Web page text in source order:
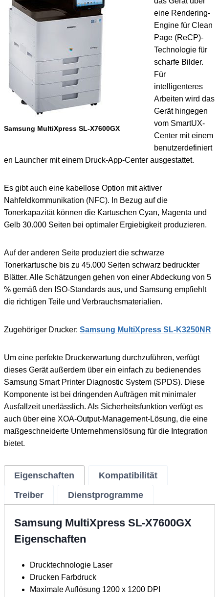
Samsung MultiXpress SL-X7600GX
eine Rendering-
Engine für Clean
Page (ReCP)-
Technologie für
scharfe Bilder.
Für
intelligenteres
Arbeiten wird das
Gerät hingegen
vom SmartUX-
Center mit einem
benutzerdefiniert
en Launcher mit einem Druck-App-Center ausgestattet.
Es gibt auch eine kabellose Option mit aktiver
Nahfeldkommunikation (NFC). In Bezug auf die
Tonerkapazität können die Kartuschen Cyan, Magenta und
Gelb 30.000 Seiten bei optimaler Ergiebigkeit produzieren.
Auf der anderen Seite produziert die schwarze
Tonerkartusche bis zu 45.000 Seiten schwarz bedruckter
Blätter. Alle Schätzungen gehen von einer Abdeckung von 5
% gemäß den ISO-Standards aus, und Samsung empfiehlt
die richtigen Teile und Verbrauchsmaterialien.
Zugehöriger Drucker: Samsung MultiXpress SL-K3250NR
Um eine perfekte Druckerwartung durchzuführen, verfügt
dieses Gerät außerdem über ein einfach zu bedienendes
Samsung Smart Printer Diagnostic System (SPDS). Diese
Komponente ist bei dringenden Aufträgen mit minimaler
Ausfallzeit unerlässlich. Als Sicherheitsfunktion verfügt es
auch über eine XOA-Output-Management-Lösung, die eine
maßgeschneiderte Unternehmenslösung für die Integration
bietet.
Eigenschaften
Kompatibilität
Treiber
Dienstprogramme
Samsung MultiXpress SL-X7600GX
Eigenschaften
Drucktechnologie Laser
Drucken Farbdruck
Maximale Auflösung 1200 x 1200 DPI